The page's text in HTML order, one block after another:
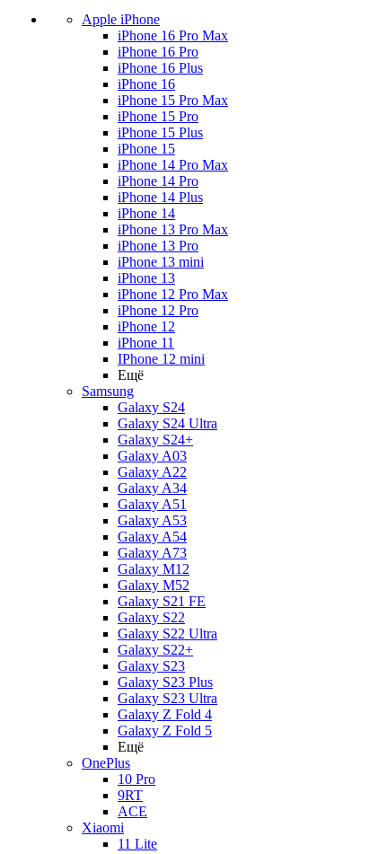
Apple iPhone
iPhone 16 Pro Max
iPhone 16 Pro
iPhone 16 Plus
iPhone 16
iPhone 15 Pro Max
iPhone 15 Pro
iPhone 15 Plus
iPhone 15
iPhone 14 Pro Max
iPhone 14 Pro
iPhone 14 Plus
iPhone 14
iPhone 13 Pro Max
iPhone 13 Pro
iPhone 13 mini
iPhone 13
iPhone 12 Pro Max
iPhone 12 Pro
iPhone 12
iPhone 11
IPhone 12 mini
Ещё
Samsung
Galaxy S24
Galaxy S24 Ultra
Galaxy S24+
Galaxy A03
Galaxy A22
Galaxy A34
Galaxy A51
Galaxy A53
Galaxy A54
Galaxy A73
Galaxy M12
Galaxy M52
Galaxy S21 FE
Galaxy S22
Galaxy S22 Ultra
Galaxy S22+
Galaxy S23
Galaxy S23 Plus
Galaxy S23 Ultra
Galaxy Z Fold 4
Galaxy Z Fold 5
Ещё
OnePlus
10 Pro
9RT
ACE
Xiaomi
11 Lite